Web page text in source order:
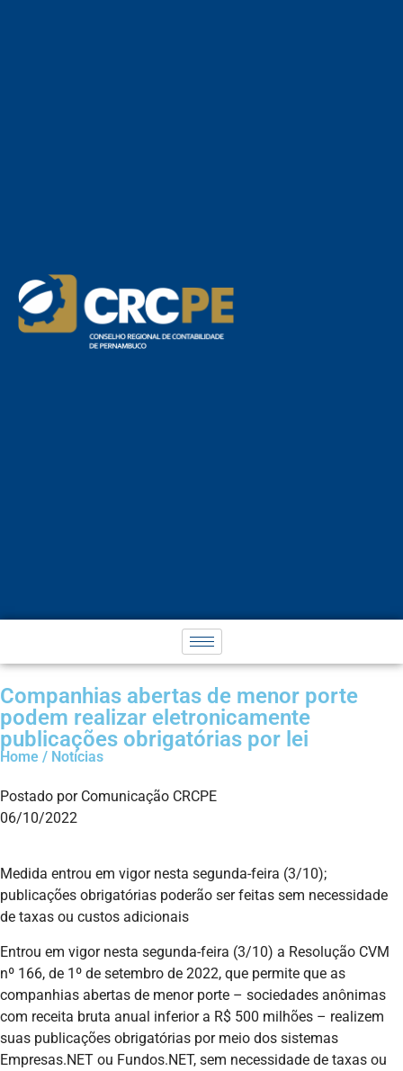
Companhias abertas de menor porte
podem realizar eletronicamente
publicações obrigatórias por lei
Home / Notícias
Postado por Comunicação CRCPE
06/10/2022
Medida entrou em vigor nesta segunda-feira (3/10);
publicações obrigatórias poderão ser feitas sem necessidade
de taxas ou custos adicionais
Entrou em vigor nesta segunda-feira (3/10) a Resolução CVM
nº 166, de 1º de setembro de 2022, que permite que as
companhias abertas de menor porte – sociedades anônimas
com receita bruta anual inferior a R$ 500 milhões – realizem
suas publicações obrigatórias por meio dos sistemas
Empresas.NET ou Fundos.NET, sem necessidade de taxas ou